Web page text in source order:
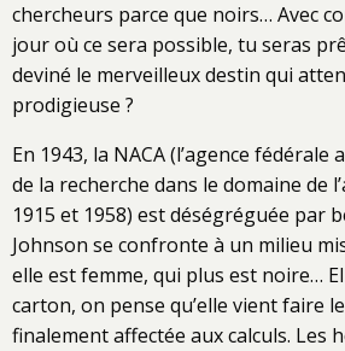
chercheurs parce que noirs… Avec
jour où ce sera possible, tu seras
deviné le merveilleux destin qui
prodigieuse ?
En 1943, la NACA (l’agence fédérale
de la recherche dans le domaine de
1915 et 1958) est déségréguée par
Johnson se confronte à un milieu
elle est femme, qui plus est noire…
carton, on pense qu’elle vient faire
finalement affectée aux calculs. Les